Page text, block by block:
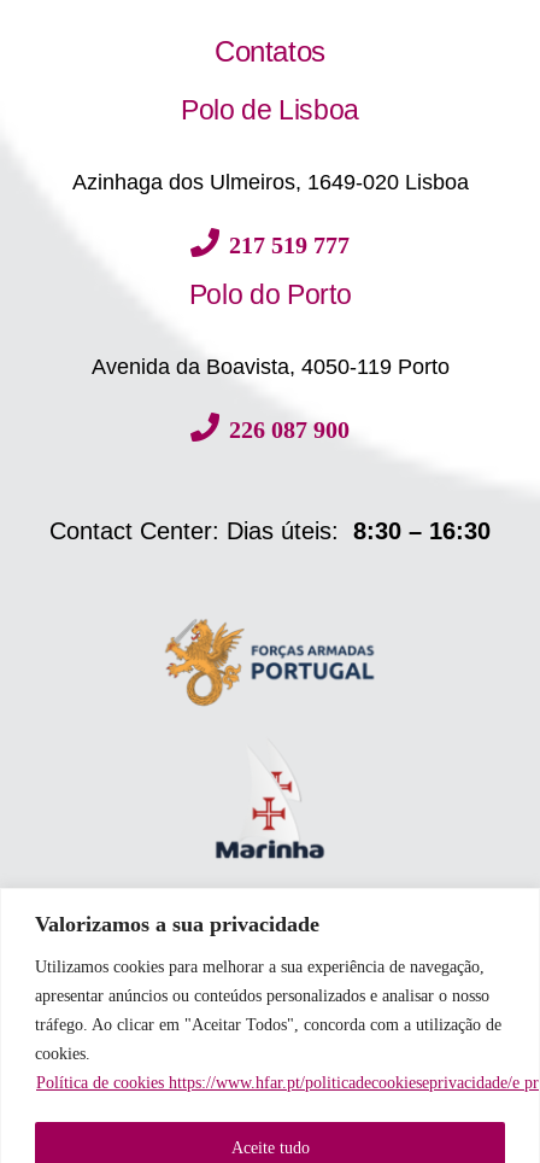
Valorizamos a sua privacidade
Utilizamos cookies para melhorar a sua experiência de navegação,
apresentar anúncios ou conteúdos personalizados e analisar o nosso
tráfego. Ao clicar em "Aceitar Todos", concorda com a utilização de
cookies.
Política de cookies https://www.hfar.pt/politicadecookieseprivacidade/e
Aceite tudo
Contatos
Polo de Lisboa
Azinhaga dos Ulmeiros, 1649-020 Lisboa
217 519 777
Polo do Porto
Avenida da Boavista, 4050-119 Porto
226 087 900
Contact Center: Dias úteis: 8:30 – 16:30